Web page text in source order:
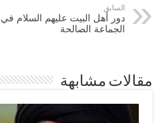
السابق
دور أهل البيت عليهم السلام في
الجماعة الصالحة
مقالات مشابهة